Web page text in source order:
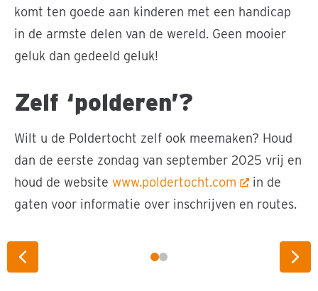
komt ten goede aan kinderen met een handicap
in de armste delen van de wereld. Geen mooier
geluk dan gedeeld geluk!
Zelf ‘polderen’?
Wilt u de Poldertocht zelf ook meemaken? Houd
dan de eerste zondag van september 2025 vrij en
houd de website www.poldertocht.com
in de
gaten voor informatie over inschrijven en routes.
Vorige slide